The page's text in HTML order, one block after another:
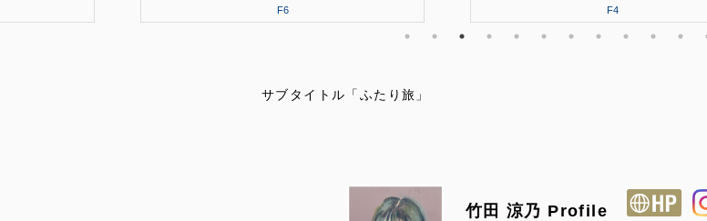
F6
F4
サブタイトル「ふたり旅」
竹田 涼乃 Profile